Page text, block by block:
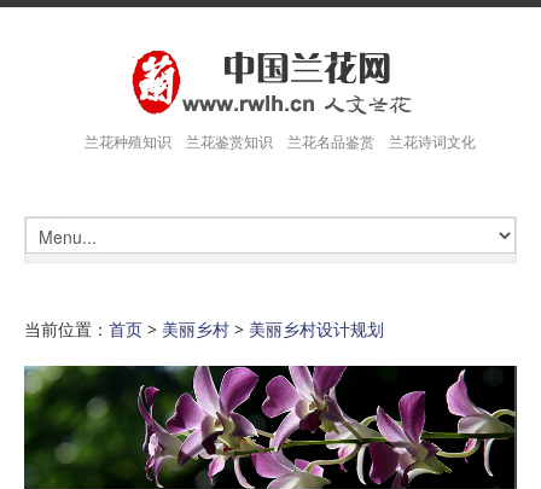
兰花种殖知识 兰花鉴赏知识 兰花名品鉴赏 兰花诗词文化
当前位置： 首页 > 美丽乡村 > 美丽乡村设计规划